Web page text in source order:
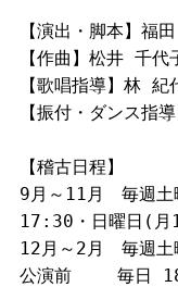
【演出・脚本】福
【作曲】松井 千代
【歌唱指導】林 紀
【振付・ダンス指
【稽古日程】
9月～11月 毎週
17:30・日曜日(
12月～2月 毎週
公演前 毎日